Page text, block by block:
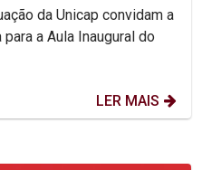
da Unicap convidam a
a Aula Inaugural do
LER MAIS